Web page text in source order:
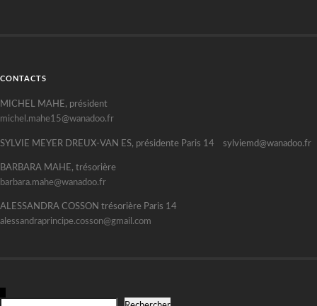
CONTACTS
MICHEL MAHE, président
michel.mahe15@wanadoo.fr
SYLVIE MEYER DREUX-VAN ES, présidente Paris 14 sylviemd@wanadoo.fr
BARBARA MAHE, trésorière
barbara.mahe@wanadoo.fr
ALESSANDRA COSSON trésorière Paris 14
alessandraprincipe.cosson@gmail.com